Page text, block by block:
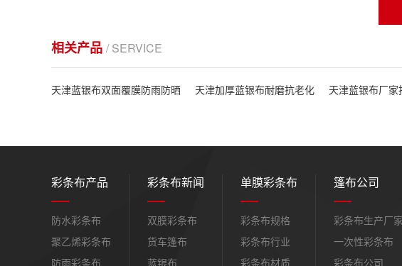
相关产品 / SERVICE
天津蓝银布双面覆膜防雨防晒 天津加厚蓝银布耐磨抗老化 天津蓝银布厂
彩条布产品
防水彩条布
聚乙烯彩条布
防雨彩条布
彩条布新闻
双膜彩条布
货车篷布
蓝银布
单膜彩条布
彩条布规格
彩条布行业
彩条布材质
篷布公司
彩条布生产厂家
一次性彩条布
彩条布公司